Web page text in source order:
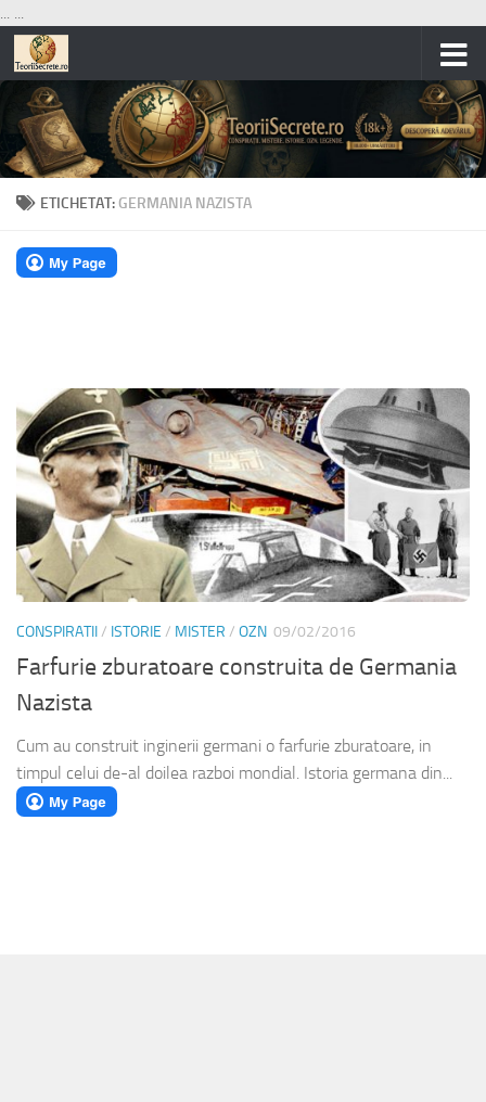
... ...
Skip to content
ETICHETAT: GERMANIA NAZISTA
CONSPIRATII/ ISTORIE / MISTER / OZN 09/02/2016
Farfurie zburatoare construita de Germania
Nazista
Cum au construit inginerii germani o farfurie zburatoare, in
timpul celui de-al doilea razboi mondial. Istoria germana din...